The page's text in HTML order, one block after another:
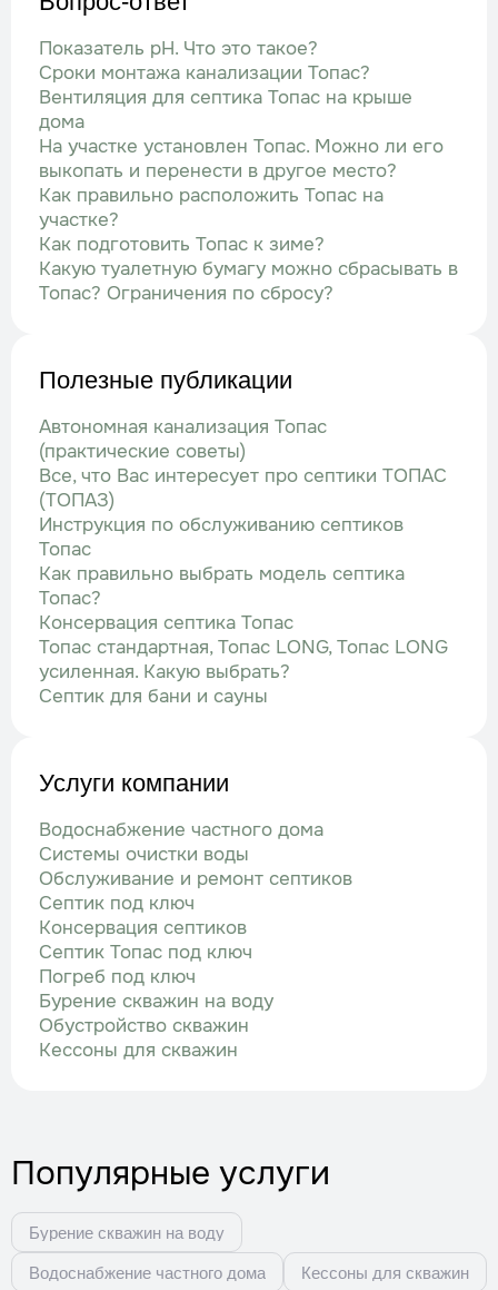
Показатель рН. Что это такое?
Сроки монтажа канализации Топас?
Вентиляция для септика Топас на крыше
дома
На участке установлен Топас. Можно ли его
выкопать и перенести в другое место?
Как правильно расположить Топас на
участке?
Как подготовить Топас к зиме?
Какую туалетную бумагу можно сбрасывать в
Топас? Ограничения по сбросу?
Полезные публикации
Автономная канализация Топас
(практические советы)
Все, что Вас интересует про септики ТОПАС
(ТОПАЗ)
Инструкция по обслуживанию септиков
Топас
Как правильно выбрать модель септика
Топас?
Консервация септика Топас
Топас стандартная, Топас LONG, Топас LONG
усиленная. Какую выбрать?
Септик для бани и сауны
Услуги компании
Водоснабжение частного дома
Системы очистки воды
Обслуживание и ремонт септиков
Септик под ключ
Консервация септиков
Септик Топас под ключ
Погреб под ключ
Бурение скважин на воду
Обустройство скважин
Кессоны для скважин
Популярные услуги
Бурение скважин на воду
Водоснабжение частного дома Кессоны для скважин